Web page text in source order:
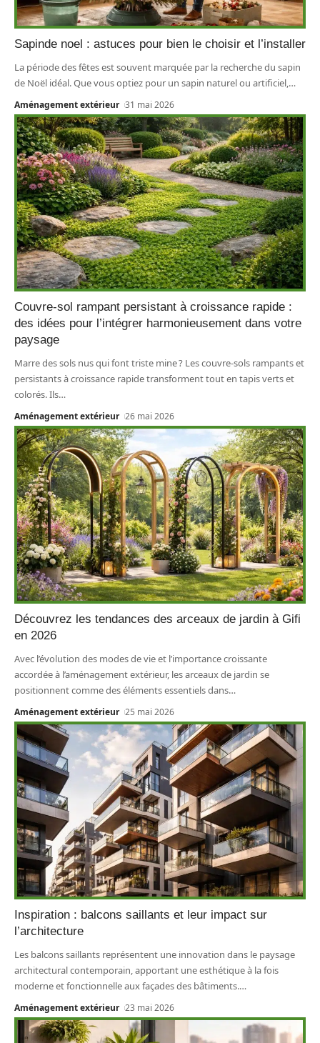
Sapinde noel : astuces pour bien le choisir et l’installer
La période des fêtes est souvent marquée par la recherche du sapin
de Noël idéal. Que vous optiez pour un sapin naturel ou artificiel, …
Aménagement extérieur 31 mai 2026
Couvre-sol rampant persistant à croissance rapide :
des idées pour l’intégrer harmonieusement dans votre
paysage
Marre des sols nus qui font triste mine ? Les couvre-sols rampants et
persistants à croissance rapide transforment tout en tapis verts et
colorés. Ils…
Aménagement extérieur 26 mai 2026
Découvrez les tendances des arceaux de jardin à Gifi
en 2026
Avec l’évolution des modes de vie et l’importance croissante
accordée à l’aménagement extérieur, les arceaux de jardin se
positionnent comme des éléments essentiels dans…
Aménagement extérieur 25 mai 2026
Inspiration : balcons saillants et leur impact sur
l’architecture
Les balcons saillants représentent une innovation dans le paysage
architectural contemporain, apportant une esthétique à la fois
moderne et fonctionnelle aux façades des bâtiments.…
Aménagement extérieur 23 mai 2026